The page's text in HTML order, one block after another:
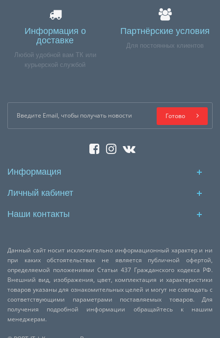
Информация о
доставке
Любой удобной вам ТК или
курьерской службой
Партнёрские условия
Для постоянных клиентов
Готово
Информация
Личный кабинет
Наши контакты
Данный сайт носит исключительно информационный характер и ни
при каких обстоятельствах не является публичной офертой,
определяемой положениями Статьи 437 Гражданского кодекса РФ.
Внешний вид, изображения, цвет, комплектация и характеристики
товаров указаны для ознакомительных целей и могут не совпадать с
соответствующими параметрами поставляемых товаров. Для
получения подробной информации обращайтесь к нашим
менеджерам.